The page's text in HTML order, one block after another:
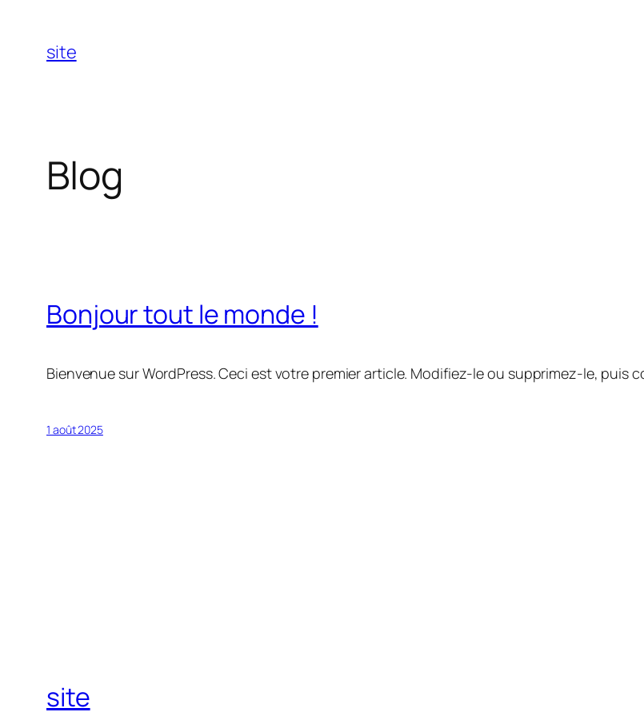
contenu
site
Blog
Bonjour tout le monde !
Bienvenue sur WordPress. Ceci est votre premier article. Modifiez-le ou supprimez-le, puis
1 août 2025
site